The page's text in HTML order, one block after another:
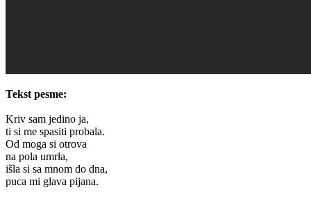
Tekst pesme:
Kriv sam jedino ja,
ti si me spasiti probala.
Od moga si otrova
na pola umrla,
išla si sa mnom do dna,
puca mi glava pijana.